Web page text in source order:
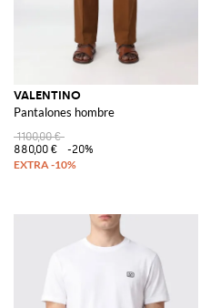
VALENTINO
Pantalones hombre
1100,00 €
880,00 €
-20%